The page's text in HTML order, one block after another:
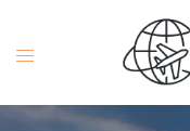
content
Toggle